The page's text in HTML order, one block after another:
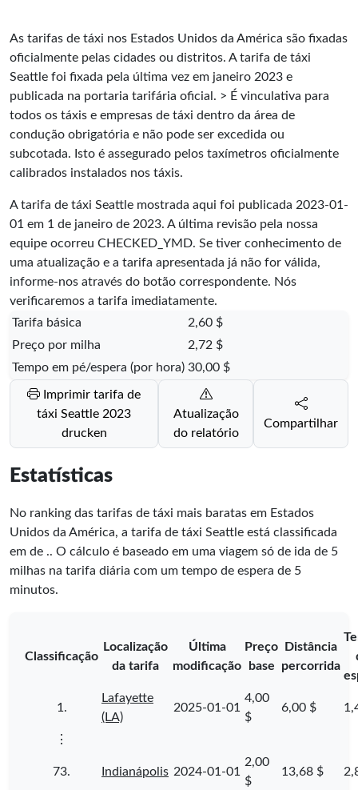
As tarifas de táxi nos Estados Unidos da América são fixadas
oficialmente pelas cidades ou distritos. A tarifa de táxi
Seattle foi fixada pela última vez em janeiro 2023 e
publicada na portaria tarifária oficial. > É vinculativa para
todos os táxis e empresas de táxi dentro da área de
condução obrigatória e não pode ser excedida ou
subcotada. Isto é assegurado pelos taxímetros oficialmente
calibrados instalados nos táxis.
A tarifa de táxi Seattle mostrada aqui foi publicada 2023-01-
01 em 1 de janeiro de 2023. A última revisão pela nossa
equipe ocorreu CHECKED_YMD. Se tiver conhecimento de
uma atualização e a tarifa apresentada já não for válida,
informe-nos através do botão correspondente. Nós
verificaremos a tarifa imediatamente.
Tarifa básica
2,60 $
Preço por milha
2,72 $
Tempo em pé/espera (por hora) 30,00 $
táxi Seattle 2023
drucken
Atualização
do relatório
Compartilhar
Estatísticas
No ranking das tarifas de táxi mais baratas em Estados
Unidos da América, a tarifa de táxi Seattle está classificada
em de .. O cálculo é baseado em uma viagem só de ida de 5
milhas na tarifa diária com um tempo de espera de 5
minutos.
Classificação
Localização
da tarifa
Última
modificação
Preço
base
Distância
percorrida
1.
Lafayette
(LA)
2025-01-01
4,00
$
6,00 $
⋮
73. Indianápolis 2024-01-01
2,00
$
13,68 $